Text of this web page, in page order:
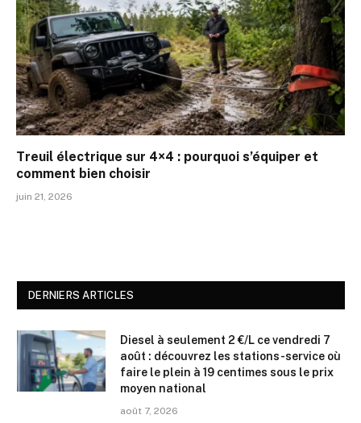
Treuil électrique sur 4×4 : pourquoi s’équiper et
comment bien choisir
juin 21, 2026
DERNIERS ARTICLES
Diesel à seulement 2 €/L ce vendredi 7
août : découvrez les stations-service où
faire le plein à 19 centimes sous le prix
moyen national
août 7, 2026